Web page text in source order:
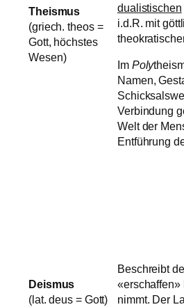
Theismus
(griech. theos =
Gott, höchstes
Wesen)
dualistischen
i.d.R. mit
Im Poly
Namen,
Verbindung
Welt der
Entführung
Deismus
(lat. deus = Gott)
Beschreibt
«erschaffen»
nimmt. Der